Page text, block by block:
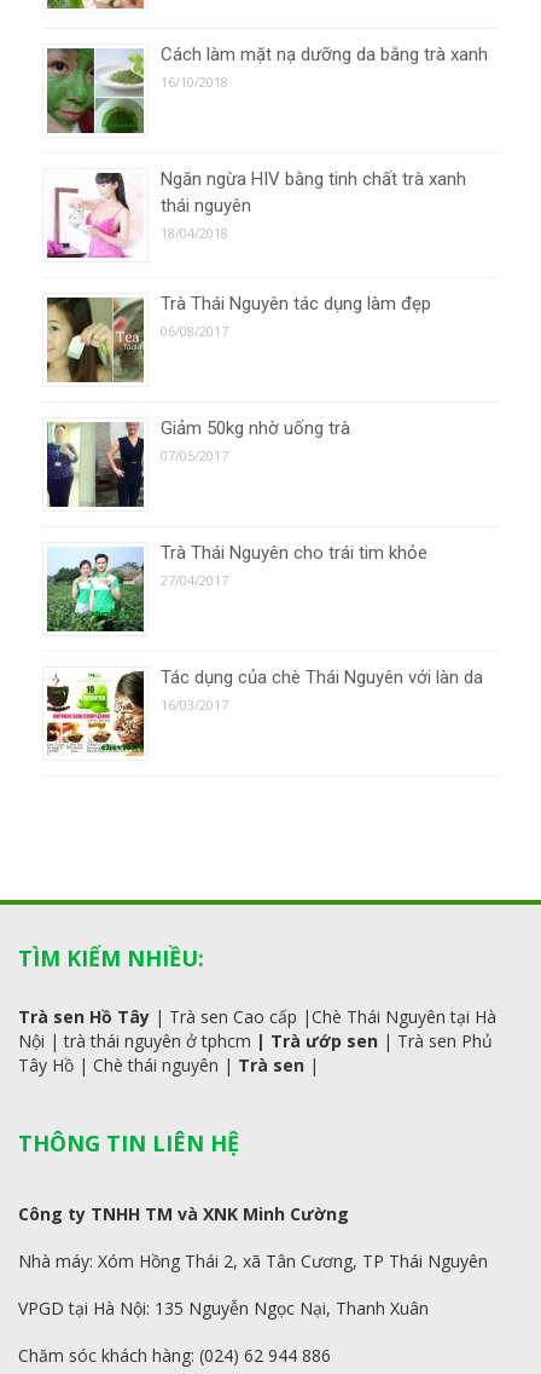
Cách làm mặt nạ dưỡng da bằng trà xanh
16/10/2018
Ngăn ngừa HIV bằng tinh chất trà xanh
thái nguyên
18/04/2018
Trà Thái Nguyên tác dụng làm đẹp
06/08/2017
Giảm 50kg nhờ uống trà
07/05/2017
Trà Thái Nguyên cho trái tim khỏe
27/04/2017
Tác dụng của chè Thái Nguyên với làn da
16/03/2017
TÌM KIẾM NHIỀU:
Trà sen Hồ Tây | Trà sen Cao cấp |Chè Thái Nguyên tại Hà
Nội |trà thái nguyên ở tphcm | Trà ướp sen | Trà sen Phủ
Tây Hồ | Chè thái nguyên | Trà sen |
THÔNG TIN LIÊN HỆ
Công ty TNHH TM và XNK Minh Cường
Nhà máy: Xóm Hồng Thái 2, xã Tân Cương, TP Thái Nguyên
VPGD tại Hà Nội: 135 Nguyễn Ngọc Nại, Thanh Xuân
Chăm sóc khách hàng: (024) 62 944 886